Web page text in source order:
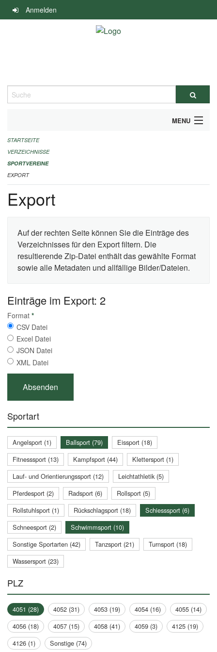
Navigation
überspringen
Anmelden
Suche
MENU
ALLGEMEINE INFORMATIONEN
FINANZIELLE UNTERSTÜTZUNG BENÖTIGT?
KONTAKT
STARTSEITE
VERZEICHNISSE
SPORTVEREINE
EXPORT
Export
Auf der rechten Seite können Sie die Einträge des
Verzeichnisses für den Export filtern. Die
resultierende Zip-Datei enthält das gewählte Format
sowie alle Metadaten und allfällige Bilder/Dateien.
Einträge im Export: 2
Format *
CSV Datei
Excel Datei
JSON Datei
XML Datei
Sportart
Angelsport (1) Ballsport (79)
Eissport (18)
Fitnesssport (13)
Kampfsport (44)
Klettersport (1)
Lauf- und Orientierungssport (12)
Leichtathletik (5)
Pferdesport (2)
Radsport (6)
Rollsport (5)
Rollstuhlsport (1)
Rückschlagsport (18)
Schiesssport (6)
Schneesport (2)
Schwimmsport (10)
Sonstige Sportarten (42)
Tanzsport (21)
Turnsport (18)
Wassersport (23)
PLZ
4051 (28) 4052 (31) 4053 (19) 4054 (16)
4055 (14)
4056 (18)
4057 (15) 4058 (41) 4059 (3)
4125 (19)
4126 (1)
Sonstige (74)